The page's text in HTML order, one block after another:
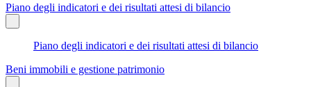
Piano degli indicatori e dei risultati attesi di bilancio
Piano degli indicatori e dei risultati attesi di bilancio
Beni immobili e gestione patrimonio